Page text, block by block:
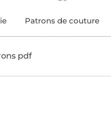
Patrons de couture
pdf